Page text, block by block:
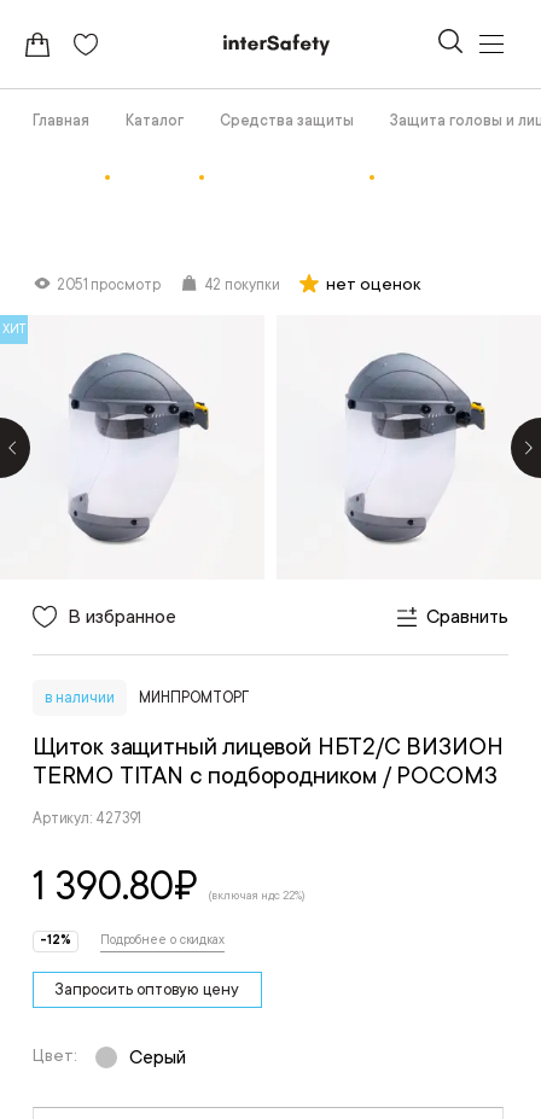
Главная Каталог Средства защиты Защита головы и
2051 просмотр 42 покупки нет оценок
ХИТ
В избранное Сравнить
в наличии МИНПРОМТОРГ
Щиток защитный лицевой НБТ2/С ВИЗИОН
TERMO TITAN с подбородником / РОСОМЗ
Артикул: 427391
1 390.80₽ (включая ндс 22%)
-12% Подробнее о скидках
Запросить оптовую цену
Цвет: Серый